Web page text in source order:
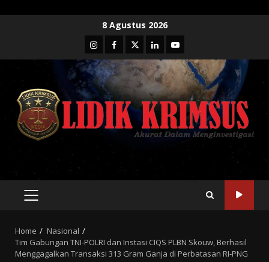
8 Agustus 2026
InstagramFacebook
TwitterLinkedinYoutube
PRIMARY
Home
Nasional
Tim Gabungan TNI-POLRI dan Instasi CIQS PLBN Skouw, Berhasil
Menggagalkan Transaksi 313 Gram Ganja di Perbatasan RI-PNG